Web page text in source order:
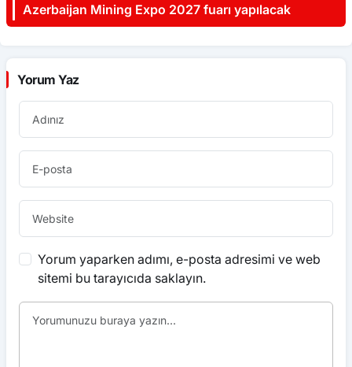
Azerbaijan Mining Expo 2027 fuarı yapılacak
Yorum Yaz
Yorum yaparken adımı, e-posta adresimi ve web
sitemi bu tarayıcıda saklayın.